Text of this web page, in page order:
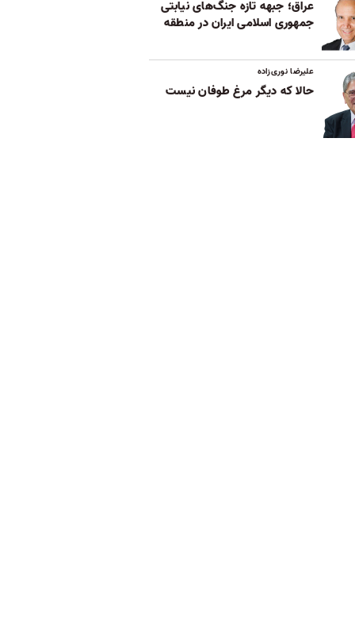
عراق؛ جبهه تازه جنگ‌های نیابتی
جمهوری اسلامی ایران در منطقه
علیرضا نوری‌زاده
حالا که دیگر مرغ طوفان نیست